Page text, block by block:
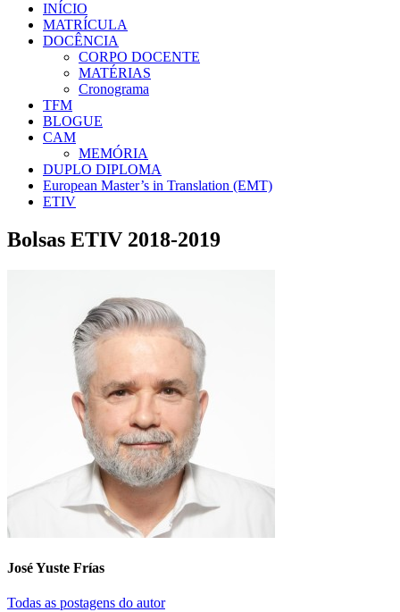
INÍCIO
MATRÍCULA
DOCÊNCIA
CORPO DOCENTE
MATÉRIAS
Cronograma
TFM
BLOGUE
CAM
MEMÓRIA
DUPLO DIPLOMA
European Master’s in Translation (EMT)
ETIV
Bolsas ETIV 2018-2019
José Yuste Frías
Todas as postagens do autor